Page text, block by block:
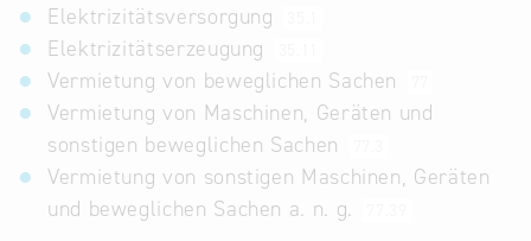
Elektrizitätsversorgung
Elektrizitätserzeugung
Vermietung von beweglichen Sachen
Vermietung von Maschinen, Geräten und
sonstigen beweglichen Sachen
Vermietung von sonstigen Maschinen, Geräten
und beweglichen Sachen a. n. g.